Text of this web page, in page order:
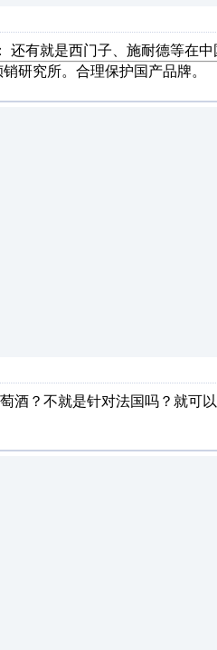
还有就是西门子、施耐德等在
研究所。合理保护国产品牌。
酒？不就是针对法国吗？就可